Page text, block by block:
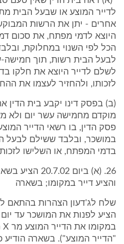
לדייר המוצע או שבעל הבית
אחרים - יתן את הרשות
היוצא לדמי מפתח, את סכום
הכל לפי השנוי במחלוקת,
לבעל הבית רשות, תוך חמישה-
לשלם לדייר היוצא את חלקו
לזכותו, ולהחזיר לעצמו את
(ב) בפסק דינו יקבע בית הדין
מוקדם מחמישה עשר יום ולא
פסק הדין, בו רשאי הדייר
במושכר, ובלבד ששילם לבעל
בדמי המפתח, או השלישו
26. (א) ביום
והציע דייר במקומו; בשארה
"הדייר המוצע"). בשארה הודיע